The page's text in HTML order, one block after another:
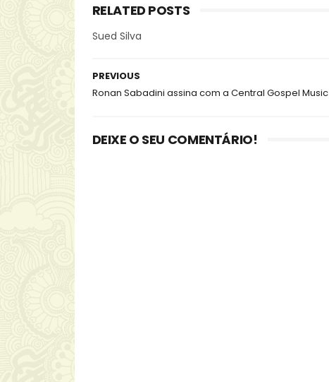
RELATED POSTS
Sued Silva
PREVIOUS
Ronan Sabadini assina com a Central Gospel Music
DEIXE O SEU COMENTÁRIO!